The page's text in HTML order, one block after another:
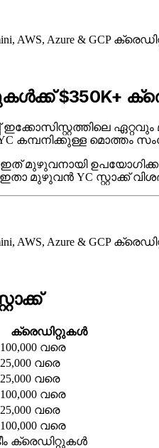
AWS, Azure & GCP
$350K+
ഇക്കോസിസ്റ്റത്തിലെ
YC കമ്പനിക്കുള്ള മൊത്തം
ഇത് മുഴുവനായി
മുഴുവൻ YC സ്റ്റാക്ക്
AWS, Azure & GCP
ക്രെഡിറ്റുകൾ
വരെ
വരെ
വരെ
വരെ
വരെ
വരെ
ക്രെഡിറ്റുകൾ